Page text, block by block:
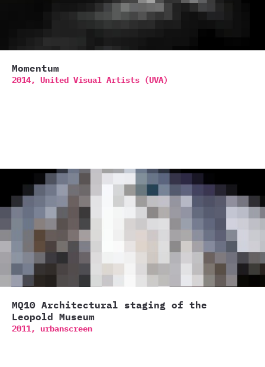
Momentum
2014, United Visual Artists (UVA)
MQ10 Architectural staging of the
Leopold Museum
2011, urbanscreen